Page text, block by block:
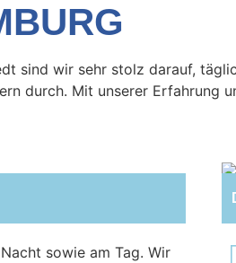
sind wir sehr stolz darauf,
durch. Mit unserer Erfahrung
sowie am Tag. Wir